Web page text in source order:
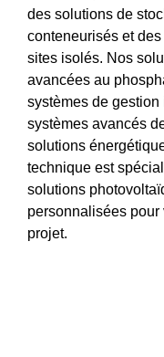
des solutions de
conteneurisés et
sites isolés. Nos
avancées au
systèmes de
systèmes avancés
solutions
technique est
solutions
personnalisées
projet.